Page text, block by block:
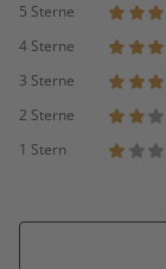
5 Sterne
4 Sterne
3 Sterne
2 Sterne
1 Stern